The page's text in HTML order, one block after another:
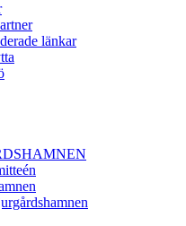
länkar